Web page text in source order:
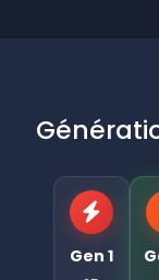
Gen 1